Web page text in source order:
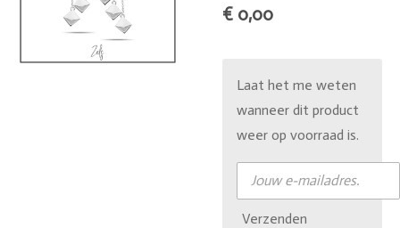
€ 0,00
Laat het me weten
wanneer dit product
weer op voorraad is.
Verzenden